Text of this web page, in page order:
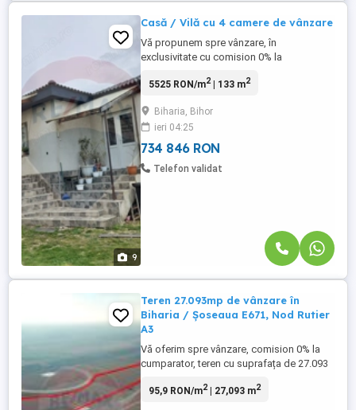
9
Casă / Vilă cu 4 camere de vânzare
Vă propunem spre vânzare, în
exclusivitate cu comision 0% la
în zona metropolitană Oradea, la Biharia,
generații. Proprietatea este compusă din
casă, anexe, pivniță, teren de 996mp. Casa
a fost construită în 2004, are o suprafață
5525 RON/m2| 133 m2
Biharia, Bihor
ieri 04:25
734 846 RON
Telefon validat
Teren 27.093mp de vânzare în
Biharia / Șoseaua E671, Nod Rutier
A3
Vă oferim spre vânzare, comision 0% la
cumparator, teren cu suprafața de 27.093
nod rutier A3. Amplasarea sa asigură
95,9 RON/m2| 27,093 m2